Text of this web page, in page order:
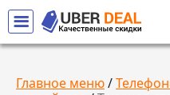
Главное меню/